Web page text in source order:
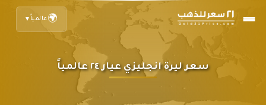
🌍عالمياً ▼
سعر ليرة انجليزي عيار ٢٤ عالمياً